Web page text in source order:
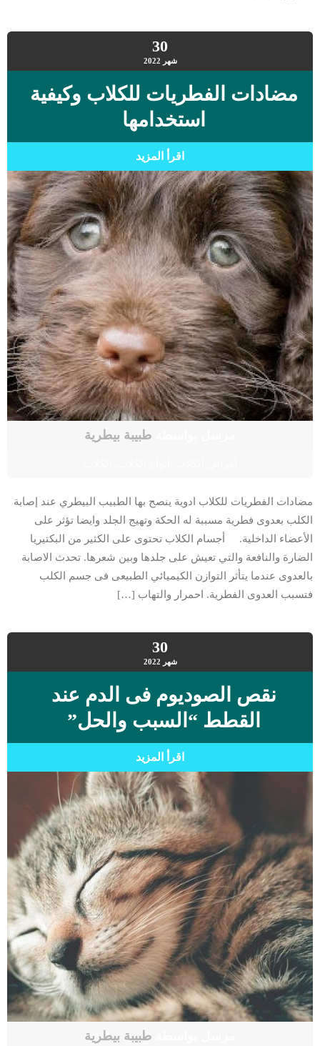
30
شهر 2022
مضادات الفطريات للكلاب وكيفية
استخدامها
اقرأ المزيد
طبيبة بيطرية
مضادات الفطريات للكلاب ادوية ينصح بها الطبيب البيطري عند إصابة
الكلب بعدوى فطرية مسببة له الحكة وتهيج الجلد وايضا تؤثر على
الأعضاء الداخلية. أجسام الكلاب تحتوى على الكثير من البكتيريا
الضارة والنافعة والتي تعيش على جلدها وبين شعرها. تحدث الاصابة
بالعدوى عندما يتأثر التوازن الكيميائي الطبيعى فى جسم الكلب
فتسبب العدوى الفطرية. احمرار والتهاب […]
30
شهر 2022
نقص الصوديوم فى الدم عند
القطط “السبب والحل”
اقرأ المزيد
طبيبة بيطرية